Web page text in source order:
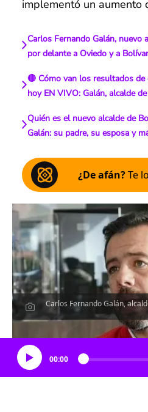
implementó un aumento
Carlos Fernando Galán, nuevo
por delante a Oviedo y a
🔴 Cómo van los resultados de
hoy EN VIVO: Galán, alcalde
Quién es el nuevo alcalde de
Galán: su padre, su esposa y
¿De afán?Te
Carlos Fernando Galán,
Escucha
00:00